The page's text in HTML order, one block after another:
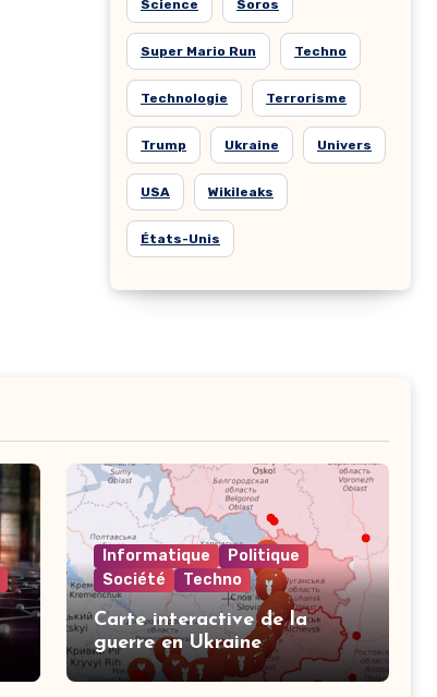
Science Soros
Super Mario Run Techno
Technologie Terrorisme
Trump Ukraine Univers
USA Wikileaks
États-Unis
Informatique
Politique
Société
Techno
Carte interactive de la
guerre en Ukraine